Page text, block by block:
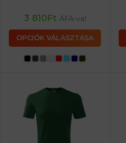
3 810Ft ÁFA-val
OPCIÓK VÁLASZTÁSA